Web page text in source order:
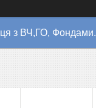
з ВЧ,ГО, Фондами.